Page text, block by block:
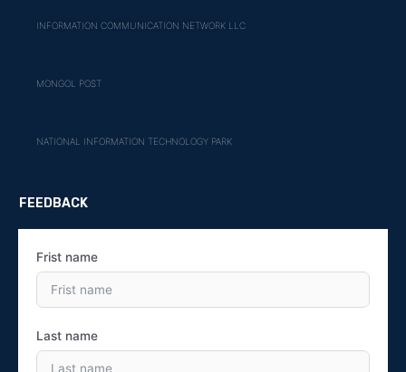
INFORMATION COMMUNICATION NETWORK LLC
MONGOL POST
NATIONAL INFORMATION TECHNOLOGY PARK
FEEDBACK
Frist name
Last name